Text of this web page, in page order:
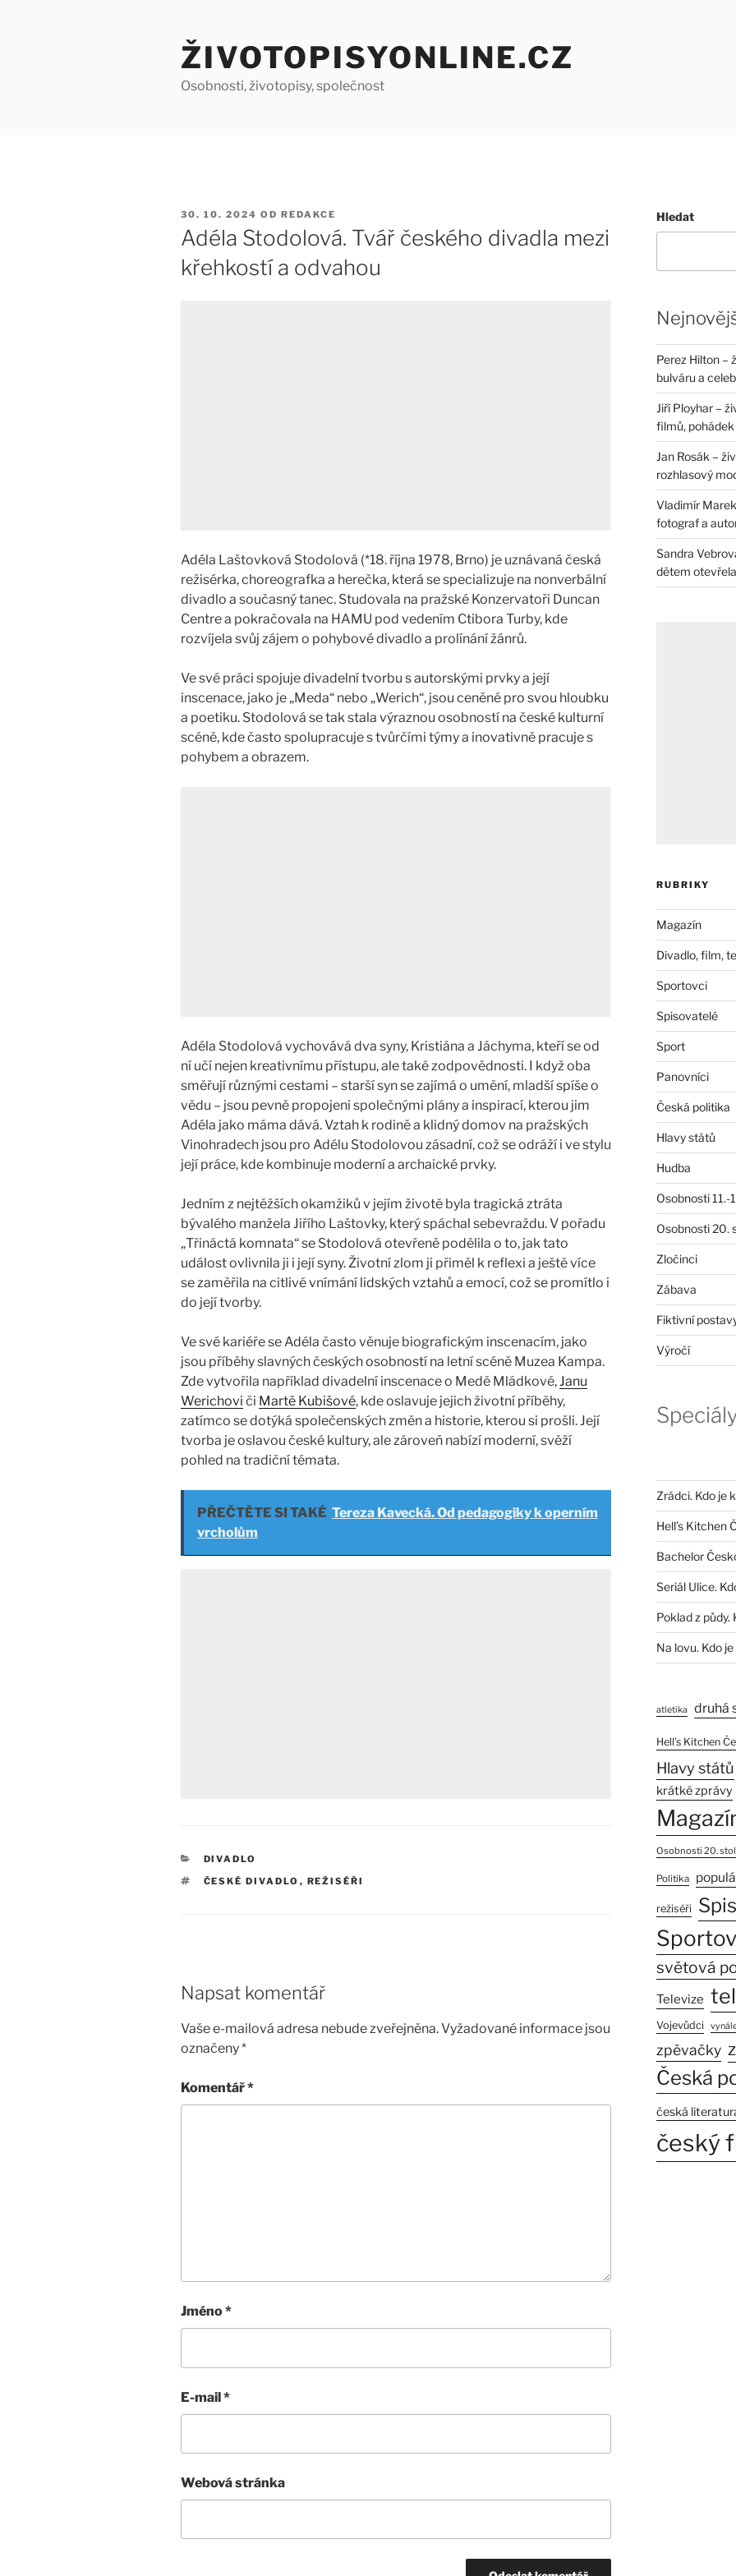
ŽIVOTOPISYONLINE.CZ
Osobnosti, životopisy, společnost
PUBLIKOVÁNO
30. 10. 2024 OD REDAKCE
Adéla Stodolová. Tvář českého divadla mezi
křehkostí a odvahou
Adéla Laštovková Stodolová (*18. října 1978, Brno) je uznávaná česká
režisérka, choreografka a herečka, která se specializuje na nonverbální
divadlo a současný tanec. Studovala na pražské Konzervatoři Duncan
Centre a pokračovala na HAMU pod vedením Ctibora Turby, kde
rozvíjela svůj zájem o pohybové divadlo a prolínání žánrů.
Ve své práci spojuje divadelní tvorbu s autorskými prvky a její
inscenace, jako je „Meda“ nebo „Werich“, jsou ceněné pro svou hloubku
a poetiku. Stodolová se tak stala výraznou osobností na české kulturní
scéně, kde často spolupracuje s tvůrčími týmy a inovativně pracuje s
pohybem a obrazem​.​
Adéla Stodolová vychovává dva syny, Kristiána a Jáchyma, kteří se od
ní učí nejen kreativnímu přístupu, ale také zodpovědnosti. I když oba
směřují různými cestami – starší syn se zajímá o umění, mladší spíše o
vědu – jsou pevně propojeni společnými plány a inspirací, kterou jim
Adéla jako máma dává. Vztah k rodině a klidný domov na pražských
Vinohradech jsou pro Adélu Stodolovou zásadní, což se odráží i ve stylu
její práce, kde kombinuje moderní a archaické prvky.
Jedním z nejtěžších okamžiků v jejím životě byla tragická ztráta
bývalého manžela Jiřího Laštovky, který spáchal sebevraždu. V pořadu
„Třináctá komnata“ se Stodolová otevřeně podělila o to, jak tato
událost ovlivnila ji i její syny. Životní zlom ji přiměl k reflexi a ještě více
se zaměřila na citlivé vnímání lidských vztahů a emocí, což se promítlo i
do její tvorby​.​
Ve své kariéře se Adéla často věnuje biografickým inscenacím, jako
jsou příběhy slavných českých osobností na letní scéně Muzea Kampa.
Zde vytvořila například divadelní inscenace o Medě Mládkové,Janu
Werichovi či Martě Kubišové, kde oslavuje jejich životní příběhy,
zatímco se dotýká společenských změn a historie, kterou si prošli. Její
tvorba je oslavou české kultury, ale zároveň nabízí moderní, svěží
pohled na tradiční témata​.​
PŘEČTĚTE SI TAKÉ Tereza Kavecká. Od pedagogiky k operním
vrcholům
RUBRIKY
DIVADLO
ŠTÍTKY
ČESKÉ DIVADLO , REŽISÉŘI
Napsat komentář
Vaše e-mailová adresa nebude zveřejněna.Vyžadované informace jsou
označeny*
Komentář*
Jméno*
E-mail*
Webová stránka
Hledat
Perez Hilton –
bulváru a
Jiří Ployhar –
filmů, pohádek
Jan Rosák –
rozhlasový
Vladimír
fotograf a
Sandra
dětem
RUBRIKY
Magazín
Divadlo, film,
Sportovci
Spisovatelé
Sport
Panovníci
Česká politika
Hlavy států
Hudba
Osobnosti 11.-
Osobnosti 20.
Zločinci
Zábava
Fiktivní
Výročí
Zrádci. Kdo je
Hell’s Kitchen
Bachelor
Seriál Ulice.
Poklad z půdy.
Na lovu. Kdo
atletika druhá
Hell’s Kitchen
Hlavy států
krátké zprávy
Osobnosti 20.
Politika
režiséři
světová
Televize
Vojevůdci
zpěvačky
Česká
česká
český